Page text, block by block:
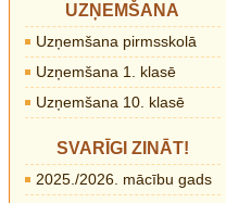
UZŅEMŠANA
Uzņemšana pirmsskolā
Uzņemšana 1. klasē
Uzņemšana 10. klasē
SVARĪGI ZINĀT!
2025./2026. mācību gads